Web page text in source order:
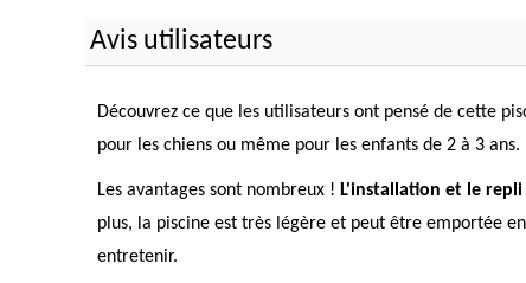
Avis utilisateurs
Découvrez ce que les utilisateurs ont pensé de cette
pour les chiens ou même pour les enfants de 2 à 3
Les avantages sont nombreux ! L'installation et le
plus, la piscine est très légère et peut être emportée
entretenir.